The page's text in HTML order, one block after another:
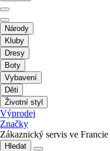
Národy
Kluby
Dresy
Boty
Vybavení
Děti
Životní styl
Výprodej
Značky
Zákaznický servis ve Francie
Hledat